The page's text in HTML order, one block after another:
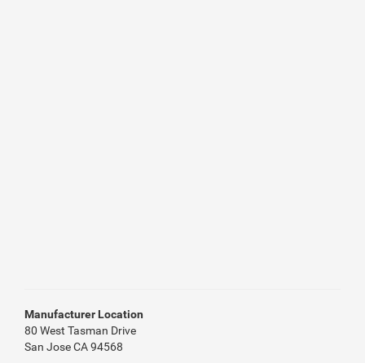
Manufacturer Location
80 West Tasman Drive
San Jose CA 94568